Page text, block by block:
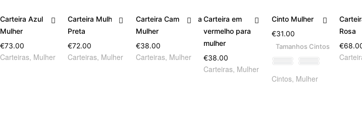
Carteira Azul para
Mulher
€73.00
Carteiras, Mulher
Carteira Mulher
Preta
€72.00
Carteiras, Mulher
Carteira Camel para
Mulher
€38.00
Carteiras, Mulher
Carteira em
vermelho para
mulher
€38.00
Carteiras, Mulher
Cinto Mulher Azul
€31.00
Tamanhos Cintos
75
Cintos, Mulher
Rosa
€